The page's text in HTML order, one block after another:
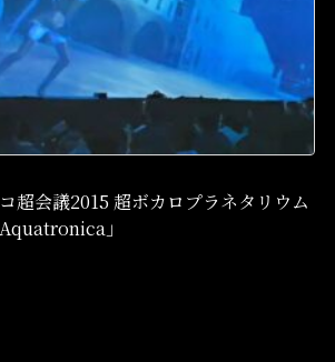
超会議2015 超ボカロプラネタリウム
」